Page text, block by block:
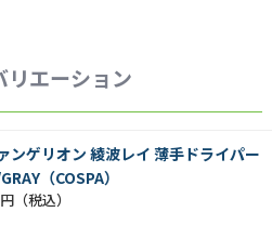
リエーション
ンゲリオン 綾波レイ 薄手ドライパー
（COSPA）